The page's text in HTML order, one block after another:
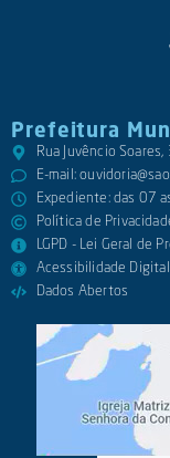
Prefeitura
Rua Juvêncio
E-mail:
Expediente: das 07
Política de
LGPD - Lei Geral de
Acessibilidade Digital
Dados Abertos